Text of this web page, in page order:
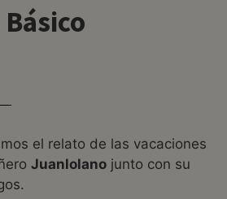
el relato de las vacaciones
Juanlolano junto con su